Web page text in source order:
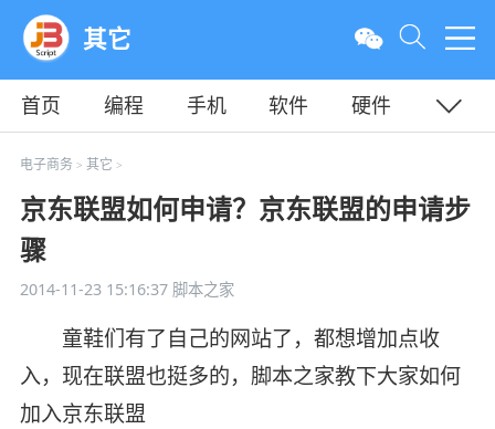
其它
首页 编程 手机 软件
硬件
教程
平面
电子商务 > 其它 >
京东联盟如何申请？京东联盟的申请步
骤
2014-11-23 15:16:37脚本之家
童鞋们有了自己的网站了，都想增加点收
入，现在联盟也挺多的，脚本之家教下大家如何
加入京东联盟